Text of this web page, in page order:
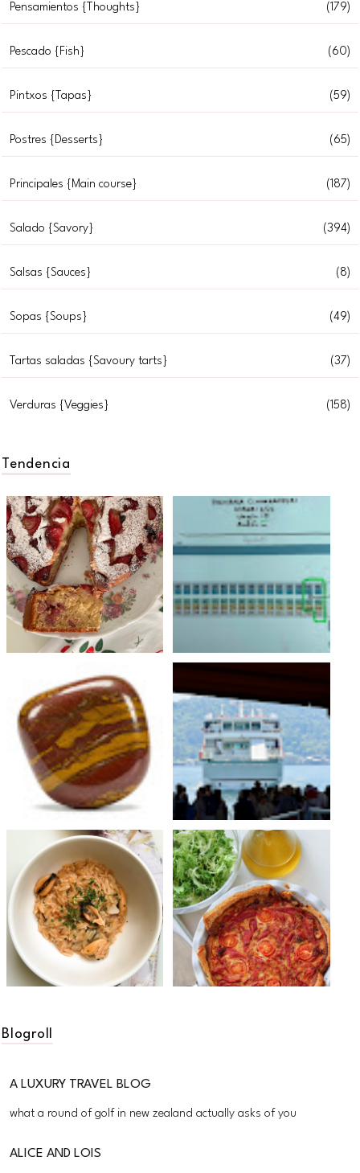
Pensamientos {Thoughts} (179)
Pescado {Fish} (60)
Pintxos {Tapas} (59)
Postres {Desserts} (65)
Principales {Main course} (187)
Salado {Savory} (394)
Salsas {Sauces} (8)
Sopas {Soups} (49)
Tartas saladas {Savoury tarts} (37)
Verduras {Veggies} (158)
Tendencia
Blogroll
A LUXURY TRAVEL BLOG
what a round of golf in new zealand actually asks of you
ALICE AND LOIS